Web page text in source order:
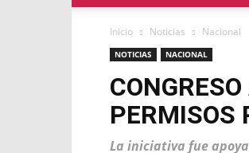
Inicio Noticias Nacional
NOTICIAS NACIONAL
PERMISOS
La iniciativa fue